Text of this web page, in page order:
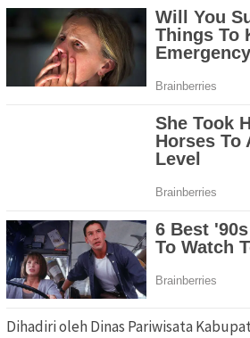
Dihadiri oleh Dinas Pariwisata